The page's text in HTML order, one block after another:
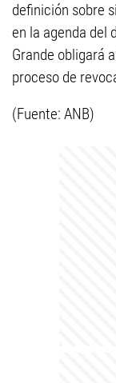
definición sobre
en la agenda del
Grande obligará
proceso de
(Fuente: ANB)